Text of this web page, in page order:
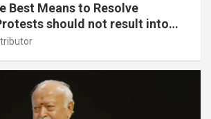
Best Means to Resolve
should not result into
Dr. Mohan